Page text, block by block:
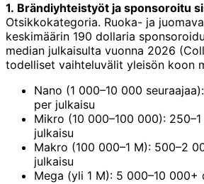
1. Brändiyhteistyöt ja sponsoroitu
Otsikkokategoria. Ruoka- ja
keskimäärin 190 dollaria
median julkaisulta vuonna 2026
todelliset vaihteluvälit yleisön koon
Nano (1 000–10 000
per julkaisu
Mikro (10 000–100 000):
julkaisu
Makro (100 000–1 M): 500–2
julkaisu
Mega (yli 1 M): 5 000–10 000+